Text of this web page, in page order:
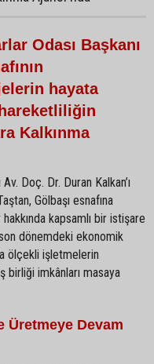
Odası Başkanı
hayata
Kalkınma
Doç. Dr. Duran Kalkan’ı
Gölbaşı esnafına
kapsamlı bir istişare
dönemdeki ekonomik
ölçekli işletmelerin
birliği imkânları masaya
Üretmeye Devam